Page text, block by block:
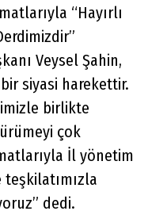
“Hayırlı
Veysel Şahin,
siyasi harekettir.
birlikte
çok
İl yönetim
dedi.